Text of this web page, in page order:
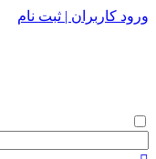
ورود کاربران | ثبت نام